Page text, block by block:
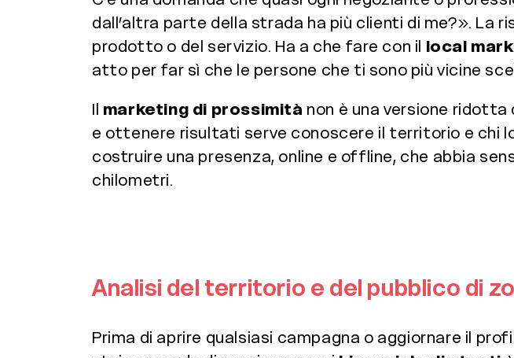
dall’altra parte della strada ha più clienti di me?». La
prodotto o del servizio. Ha a che fare con il local
atto per far sì che le persone che ti sono più vicine
Il marketing di prossimità non è una versione ridotta
e ottenere risultati serve conoscere il territorio e chi
costruire una presenza, online e offline, che abbia
chilometri.
Analisi del territorio e del pubblico di
Prima di aprire qualsiasi campagna o aggiornare il